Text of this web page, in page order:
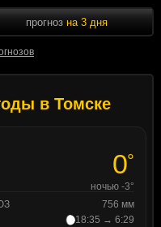
прогноз на 3 дня
в Томске
0°
ночью -3°
756 мм
18:35 → 6:29